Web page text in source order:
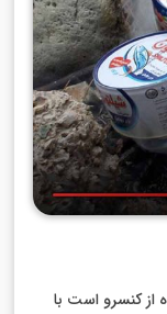
از کنسرو است با